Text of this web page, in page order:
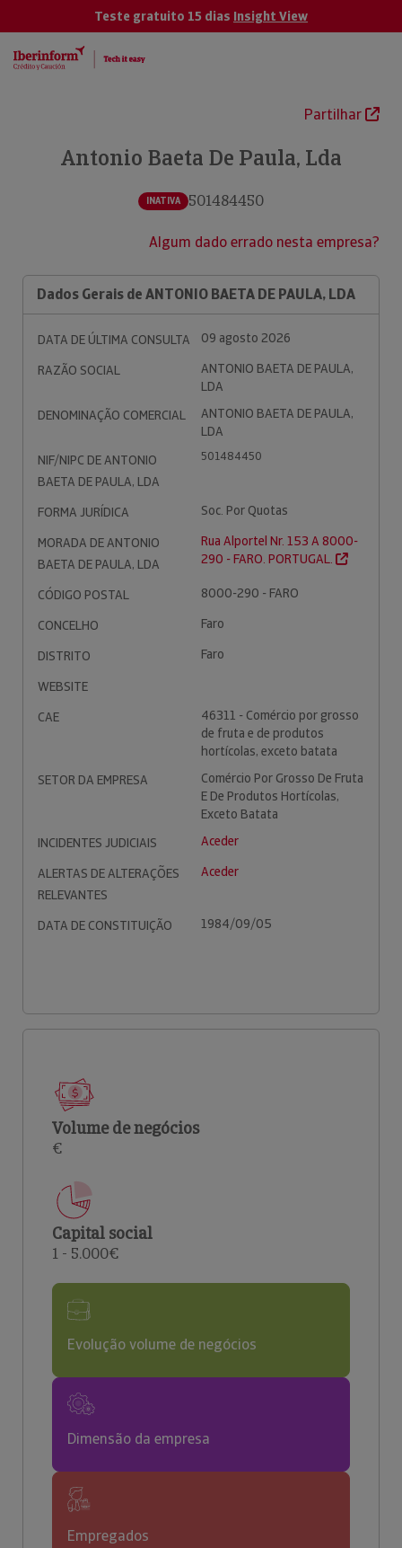
Teste gratuito 15 dias Insight View
Partilhar
Antonio Baeta De Paula, Lda
INATIVA 501484450
Algum dado errado nesta empresa?
Dados Gerais de ANTONIO BAETA DE PAULA, LDA
DATA DE ÚLTIMA CONSULTA
09 agosto 2026
RAZÃO SOCIAL
ANTONIO BAETA DE PAULA,
LDA
DENOMINAÇÃO COMERCIAL
ANTONIO BAETA DE PAULA,
LDA
NIF/NIPC DE ANTONIO
BAETA DE PAULA, LDA
501484450
FORMA JURÍDICA
Soc. Por Quotas
MORADA DE ANTONIO
BAETA DE PAULA, LDA
Rua Alportel Nr. 153 A 8000-
290 - FARO. PORTUGAL.
CÓDIGO POSTAL
8000-290 - FARO
CONCELHO
Faro
DISTRITO
Faro
WEBSITE
CAE
46311 - Comércio por grosso
de fruta e de produtos
hortícolas, exceto batata
SETOR DA EMPRESA
Comércio Por Grosso De Fruta
E De Produtos Hortícolas,
Exceto Batata
INCIDENTES JUDICIAIS
Aceder
ALERTAS DE ALTERAÇÕES
RELEVANTES
Aceder
DATA DE CONSTITUIÇÃO 1984/09/05
Volume de negócios
€
Capital social
1 - 5.000€
Evolução volume de negócios
Dimensão da empresa
Empregados